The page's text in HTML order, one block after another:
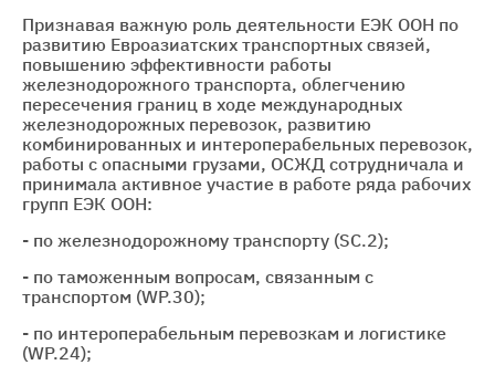
Признавая важную роль деятельности ЕЭК ООН по
развитию Евроазиатских транспортных связей,
повышению эффективности работы
железнодорожного транспорта, облегчению
пересечения границ в ходе международных
железнодорожных перевозок, развитию
комбинированных и интероперабельных перевозок,
работы с опасными грузами, ОСЖД сотрудничала и
принимала активное участие в работе ряда рабочих
групп ЕЭК ООН:
- по железнодорожному транспорту (SC.2);
- по таможенным вопросам, связанным с
транспортом (WP.30);
- по интероперабельным перевозкам и логистике
(WP.24);